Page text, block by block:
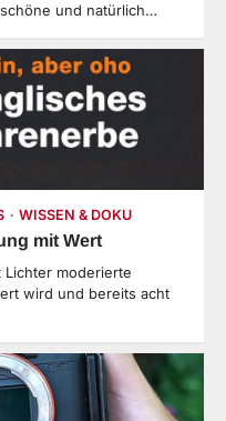
und natürlich…
WISSEN & DOKU
mit Wert
Lichter moderierte
wird und bereits acht